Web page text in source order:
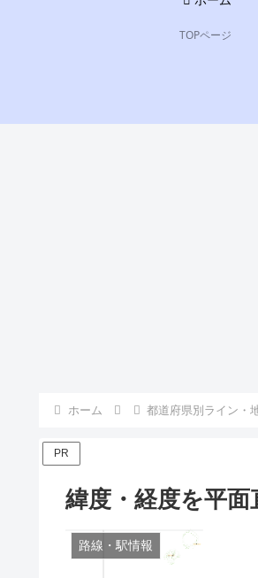
TOPページ
ホーム 都道府県別ライン・
PR
緯度・経度を平
路線・駅情報